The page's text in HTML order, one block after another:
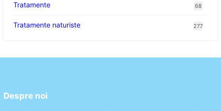
Tratamente 68
Tratamente naturiste 277
Despre noi